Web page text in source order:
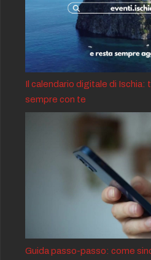
Il calendario digitale di Ischia:
sempre con te
Guida passo-passo: come